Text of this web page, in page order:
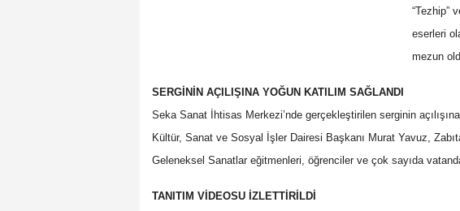
“Tezhip”
eserleri
mezun
SERGİNİN AÇILIŞINA YOĞUN KATILIM SAĞLANDI
Seka Sanat İhtisas Merkezi’nde gerçekleştirilen serginin
Kültür, Sanat ve Sosyal İşler Dairesi Başkanı Murat Yavuz,
Geleneksel Sanatlar eğitmenleri, öğrenciler ve çok sayıda
TANITIM VİDEOSU İZLETTİRİLDİ